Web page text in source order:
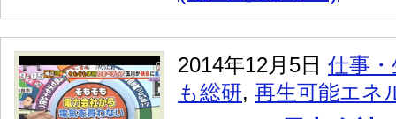
2014年12月5日 仕事
も総研, 再生可能エネ